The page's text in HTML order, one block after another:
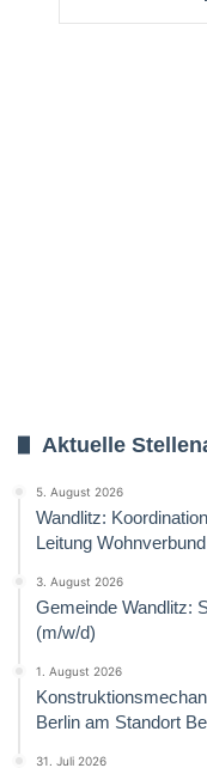
Aktuelle
5. August 2026
Wandlitz:
Leitung
3. August 2026
Gemeinde Wandlitz:
(m/w/d)
1. August 2026
Berlin am Standort
31. Juli 2026